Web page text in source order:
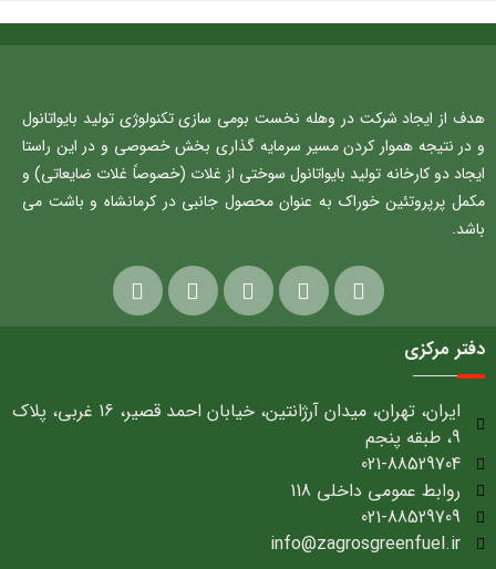
هدف از ایجاد شرکت در وهله نخست بومی سازی تکنولوژی تولید بایواتانول
و در نتیجه هموار کردن مسیر سرمایه گذاری بخش خصوصی و در این راستا
ایجاد دو کارخانه تولید بایواتانول سوختی از غلات (خصوصاً غلات ضایعاتی) و
مکمل پرپروتئین خوراک به عنوان محصول جانبی در کرمانشاه و باشت می
باشد.
دفتر مرکزی
ایران، تهران، میدان آرژانتین، خیابان احمد قصیر، 16 غربی، پلاک
9، طبقه پنجم
021-88529704
روابط عمومی داخلی 118
021-88529709
info@zagrosgreenfuel.ir​